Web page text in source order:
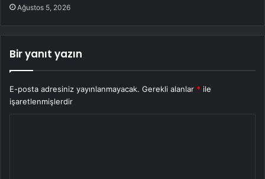
Ağustos 5, 2026
Bir yanıt yazın
E-posta adresiniz yayınlanmayacak. Gerekli alanlar * ile
işaretlenmişlerdir